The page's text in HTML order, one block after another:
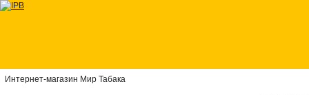
Интернет-магазин Мир Табака